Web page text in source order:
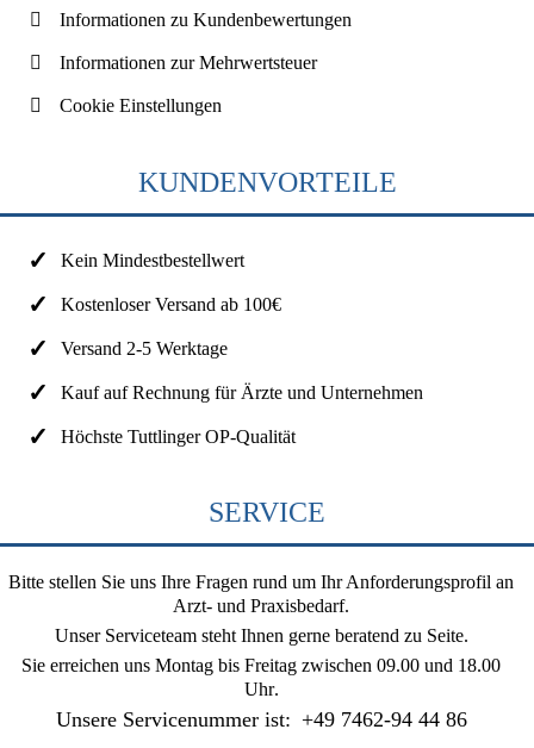
Informationen zu Kundenbewertungen
Informationen zur Mehrwertsteuer
Cookie Einstellungen
KUNDENVORTEILE
Kein Mindestbestellwert
Kostenloser Versand ab 100€
Versand 2-5 Werktage
Kauf auf Rechnung für Ärzte und Unternehmen
Höchste Tuttlinger OP-Qualität
SERVICE
Bitte stellen Sie uns Ihre Fragen rund um Ihr Anforderungsprofil an
Arzt- und Praxisbedarf.
Unser Serviceteam steht Ihnen gerne beratend zu Seite.
Sie erreichen uns Montag bis Freitag zwischen 09.00 und 18.00
Uhr.
Unsere Servicenummer ist: +49 7462-94 44 86